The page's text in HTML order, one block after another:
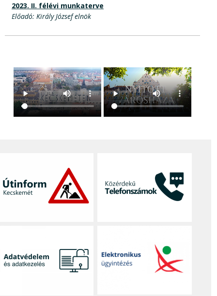
2023. II. félévi munkaterve
Előadó: Király József elnök